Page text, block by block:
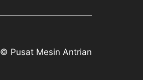
© Pusat Mesin Antrian